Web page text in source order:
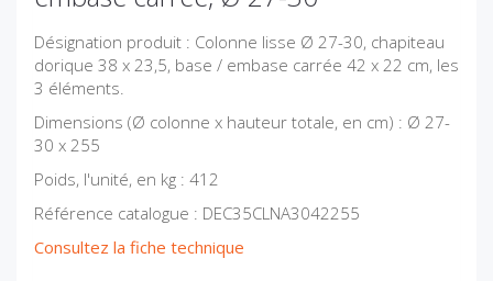
Désignation produit : Colonne lisse Ø 27-30, chapiteau
dorique 38 x 23,5, base / embase carrée 42 x 22 cm, les
3 éléments.
Dimensions (Ø colonne x hauteur totale, en cm) : Ø 27-
30 x 255
Poids, l'unité, en kg : 412
Référence catalogue : DEC35CLNA3042255
Consultez la fiche technique